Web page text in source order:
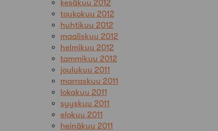
kesäkuu 2012
toukokuu 2012
huhtikuu 2012
maaliskuu 2012
helmikuu 2012
tammikuu 2012
joulukuu 2011
marraskuu 2011
lokakuu 2011
syyskuu 2011
elokuu 2011
heinäkuu 2011